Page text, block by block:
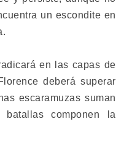
un escondite en
en las capas de
deberá superar
escaramuzas suman
componen la